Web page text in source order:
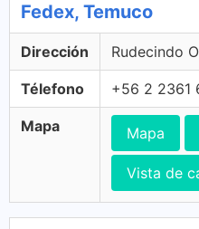
Fedex, Temuco
Dirección Rudecindo
Télefono +56 2 2361
Mapa Mapa
Vista de